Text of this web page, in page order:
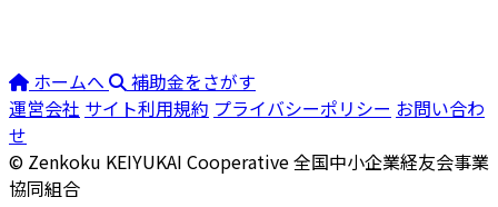
ホームへ
補助金をさがす
運営会社 サイト利用規約 プライバシーポリシー お問い合わ
せ
© Zenkoku KEIYUKAI Cooperative全国中小企業経友会事業
協同組合